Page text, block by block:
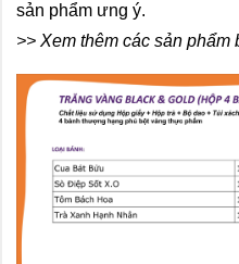
sản phẩm ưng ý.
>> Xem thêm các sản